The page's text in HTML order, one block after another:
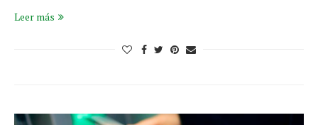
Leer más